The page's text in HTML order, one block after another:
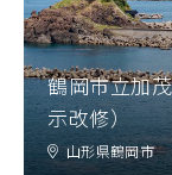
コンプライアンスポリ
鶴岡市立加
示改修）
山形県鶴岡市